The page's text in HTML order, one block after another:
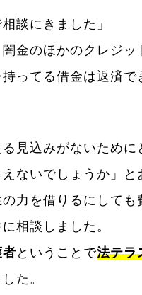
談にきました」
金のほかのクレジ
ってる借金は返済で
見込みがないため
ないでしょうか」と
力を借りるにしても
相談しました。
ということで法テラ
た。